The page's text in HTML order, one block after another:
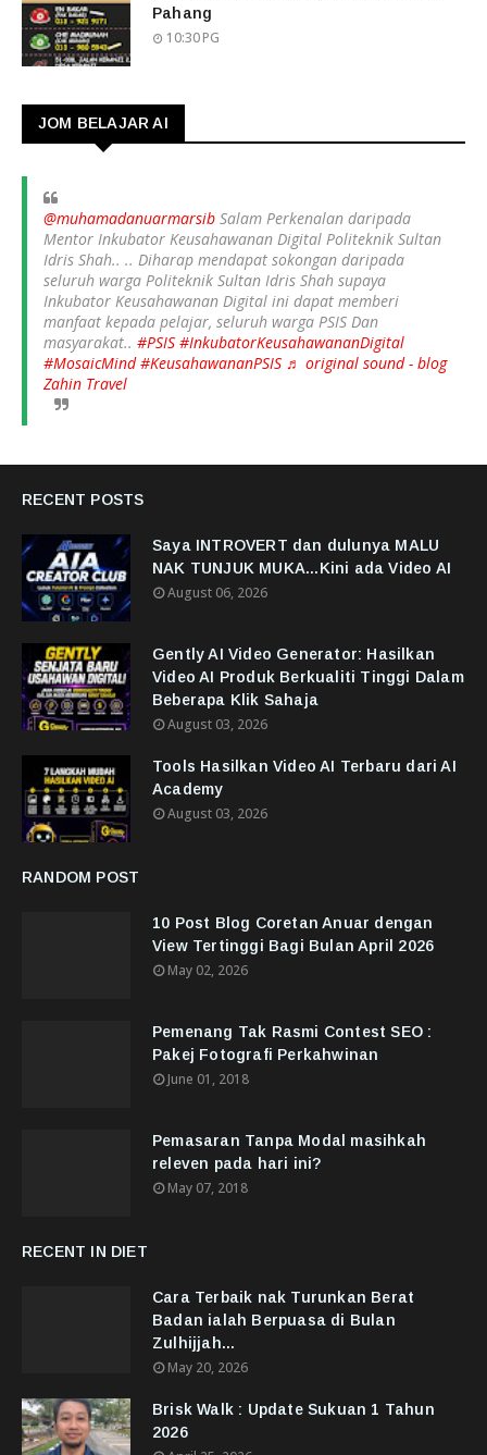
Pahang
10:30 PG
JOM BELAJAR AI
@muhamadanuarmarsib Salam Perkenalan daripada
Mentor Inkubator Keusahawanan Digital Politeknik Sultan
Idris Shah.. .. Diharap mendapat sokongan daripada
seluruh warga Politeknik Sultan Idris Shah supaya
Inkubator Keusahawanan Digital ini dapat memberi
manfaat kepada pelajar, seluruh warga PSIS Dan
masyarakat.. #PSIS #InkubatorKeusahawananDigital
#MosaicMind #KeusahawananPSIS ♬ original sound - blog
Zahin Travel
RECENT POSTS
Saya INTROVERT dan dulunya MALU
NAK TUNJUK MUKA...Kini ada Video AI
August 06, 2026
Gently AI Video Generator: Hasilkan
Video AI Produk Berkualiti Tinggi Dalam
Beberapa Klik Sahaja
August 03, 2026
Tools Hasilkan Video AI Terbaru dari AI
Academy
August 03, 2026
RANDOM POST
10 Post Blog Coretan Anuar dengan
View Tertinggi Bagi Bulan April 2026
May 02, 2026
Pemenang Tak Rasmi Contest SEO :
Pakej Fotografi Perkahwinan
June 01, 2018
Pemasaran Tanpa Modal masihkah
releven pada hari ini?
May 07, 2018
RECENT IN DIET
Cara Terbaik nak Turunkan Berat
Badan ialah Berpuasa di Bulan
Zulhijjah...
May 20, 2026
Brisk Walk : Update Sukuan 1 Tahun
2026